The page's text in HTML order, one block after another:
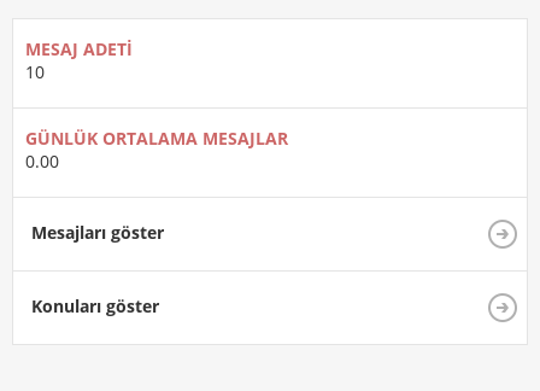
MESAJ ADETI
10
GÜNLÜK ORTALAMA MESAJLAR
0.00
Mesajları göster
Konuları göster